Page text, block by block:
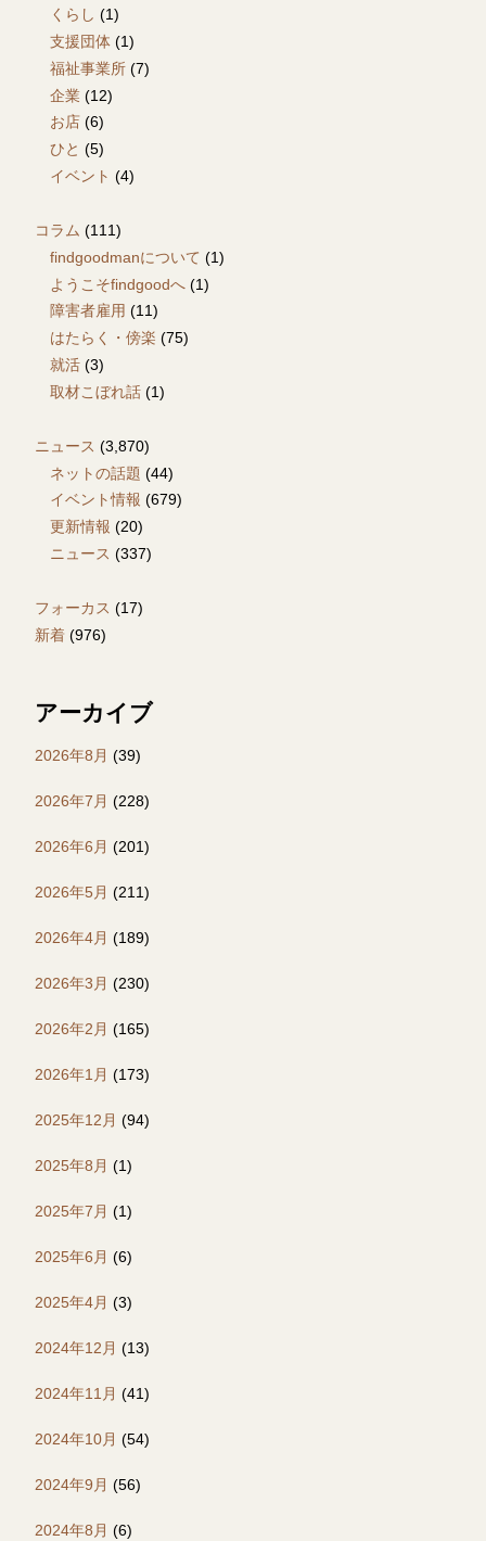
くらし (1)
支援団体 (1)
福祉事業所 (7)
企業 (12)
お店 (6)
ひと (5)
イベント (4)
コラム (111)
findgoodmanについて (1)
ようこそfindgoodへ (1)
障害者雇用 (11)
はたらく・傍楽 (75)
就活 (3)
取材こぼれ話 (1)
ニュース (3,870)
ネットの話題 (44)
イベント情報 (679)
更新情報 (20)
ニュース (337)
フォーカス (17)
新着 (976)
アーカイブ
2026年8月 (39)
2026年7月 (228)
2026年6月 (201)
2026年5月 (211)
2026年4月 (189)
2026年3月 (230)
2026年2月 (165)
2026年1月 (173)
2025年12月 (94)
2025年8月 (1)
2025年7月 (1)
2025年6月 (6)
2025年4月 (3)
2024年12月 (13)
2024年11月 (41)
2024年10月 (54)
2024年9月 (56)
2024年8月 (6)